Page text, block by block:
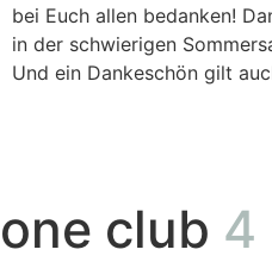
bei Euch allen bedanken!
in der schwierigen
Und ein Dankeschön gilt
one club 4